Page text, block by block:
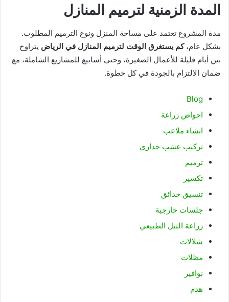
المدة الزمنية لترميم المنازل
مدة المشروع تعتمد على مساحة المنزل ونوع الترميم المطلوب.
بشكل عام،كم يستغرق الوقت لترميم المنازل في الرياض يتراوح
بين أيام قليلة للأعمال الصغيرة، وحتى أسابيع للمشاريع الشاملة، مع
ضمان الالتزام بالجودة في كل خطوة.
Blog
احواض زراعة
انشاء ملاعب
تركيب عشب جداري
ترميم
تكسير
تنسيق حدائق
جلسات خارجية
زراعة الثيل الطبيعي
شلالات
مظلات
نوافير
هدم